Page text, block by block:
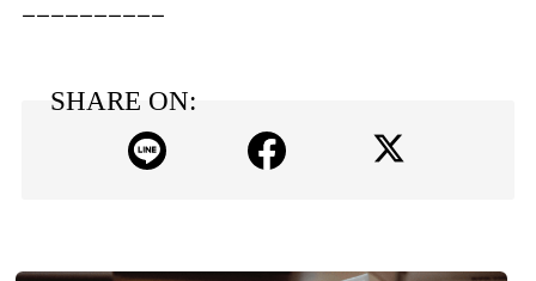
ーーーーーーーーーー
SHARE ON: